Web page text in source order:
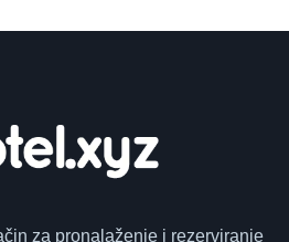
za pronalaženje i rezerviranje